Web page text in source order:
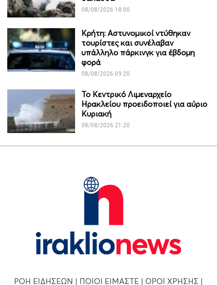
08/08/2026 18:00
Κρήτη: Αστυνομικοί ντύθηκαν
τουρίστες και συνέλαβαν
υπάλληλο πάρκινγκ για έβδομη
φορά
08/08/2026 09:20
Το Κεντρικό Λιμεναρχείο
Ηρακλείου προειδοποιεί για αύριο
Κυριακή
08/08/2026 21:20
ΡΟΗ ΕΙΔΗΣΕΩΝ | ΠΟΙΟΙ ΕΙΜΑΣΤΕ | ΟΡΟΙ ΧΡΗΣΗΣ |